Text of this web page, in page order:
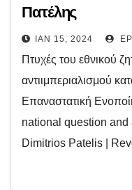
Πατέλης
ΙΑΝ 15, 2024
Πτυχές του εθνικού
αντιιμπεριαλισμού
Επαναστατική
national question and
Dimitrios Patelis |